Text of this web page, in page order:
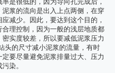
是很低的，因为导向孔完成后，
浆的流向是出入上点两侧，在穿
减少。因此，要达到这个目的，
理控制，因为一般的浅层地质都
实度较差，所以要减低泥浆压力
头的尺寸减小泥浆的流量，有时
要尽量避免泥浆排量过大、压力
染。